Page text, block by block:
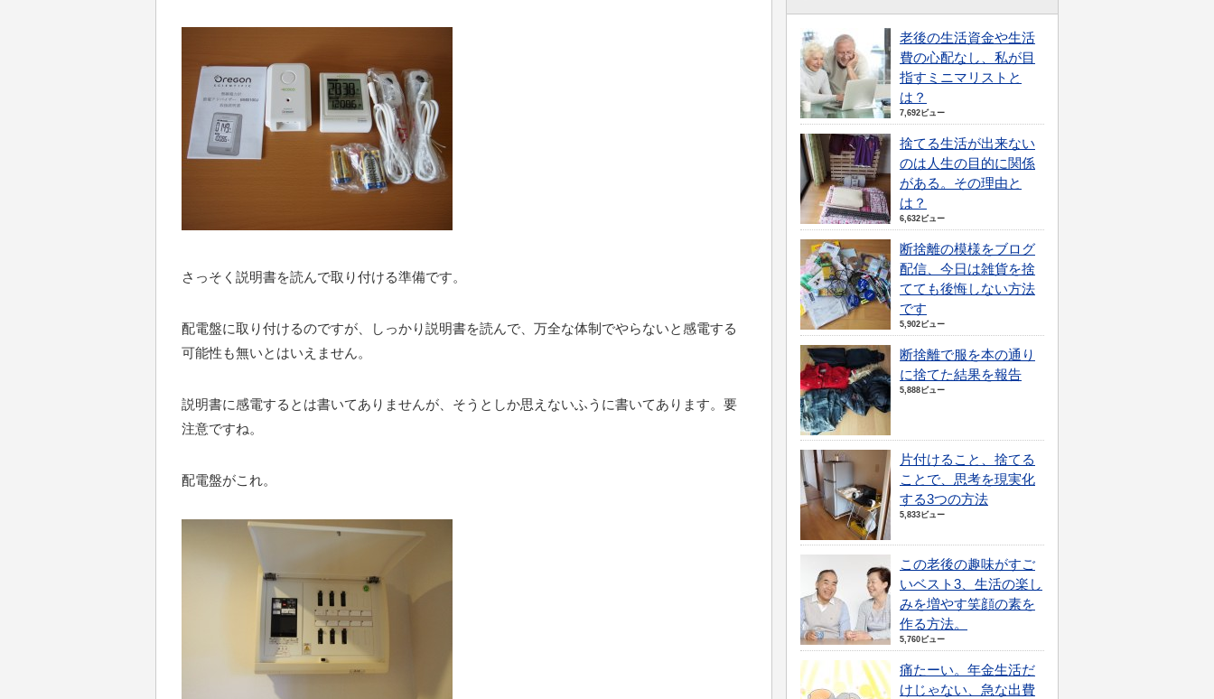
さっそく説明書を読んで取り付ける準備です。
配電盤に取り付けるのですが、しっかり説明書を読んで、万全な体制でやらないと感電する
可能性も無いとはいえません。
説明書に感電するとは書いてありませんが、そうとしか思えないふうに書いてあります。要
注意ですね。
配電盤がこれ。
老後の生活資金や生活
費の心配なし、私が目
指すミニマリストと
は？
7,692ビュー
捨てる生活が出来ない
のは人生の目的に関係
がある。その理由と
は？
6,632ビュー
断捨離の模様をブログ
配信、今日は雑貨を捨
てても後悔しない方法
です
5,902ビュー
断捨離で服を本の通り
に捨てた結果を報告
5,888ビュー
片付けること、捨てる
ことで、思考を現実化
する3つの方法
5,833ビュー
この老後の趣味がすご
いベスト3、生活の楽し
みを増やす笑顔の素を
作る方法。
5,760ビュー
痛たーい。年金生活だ
けじゃない、急な出費